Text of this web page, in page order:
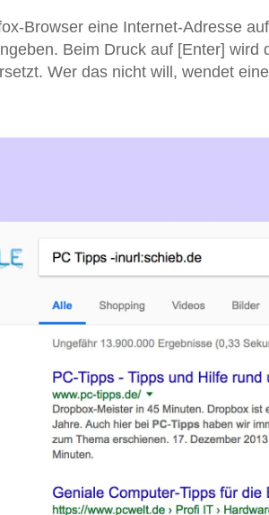
Browser eine Internet-Adresse
Beim Druck auf [Enter]
Wer das nicht will, wendet